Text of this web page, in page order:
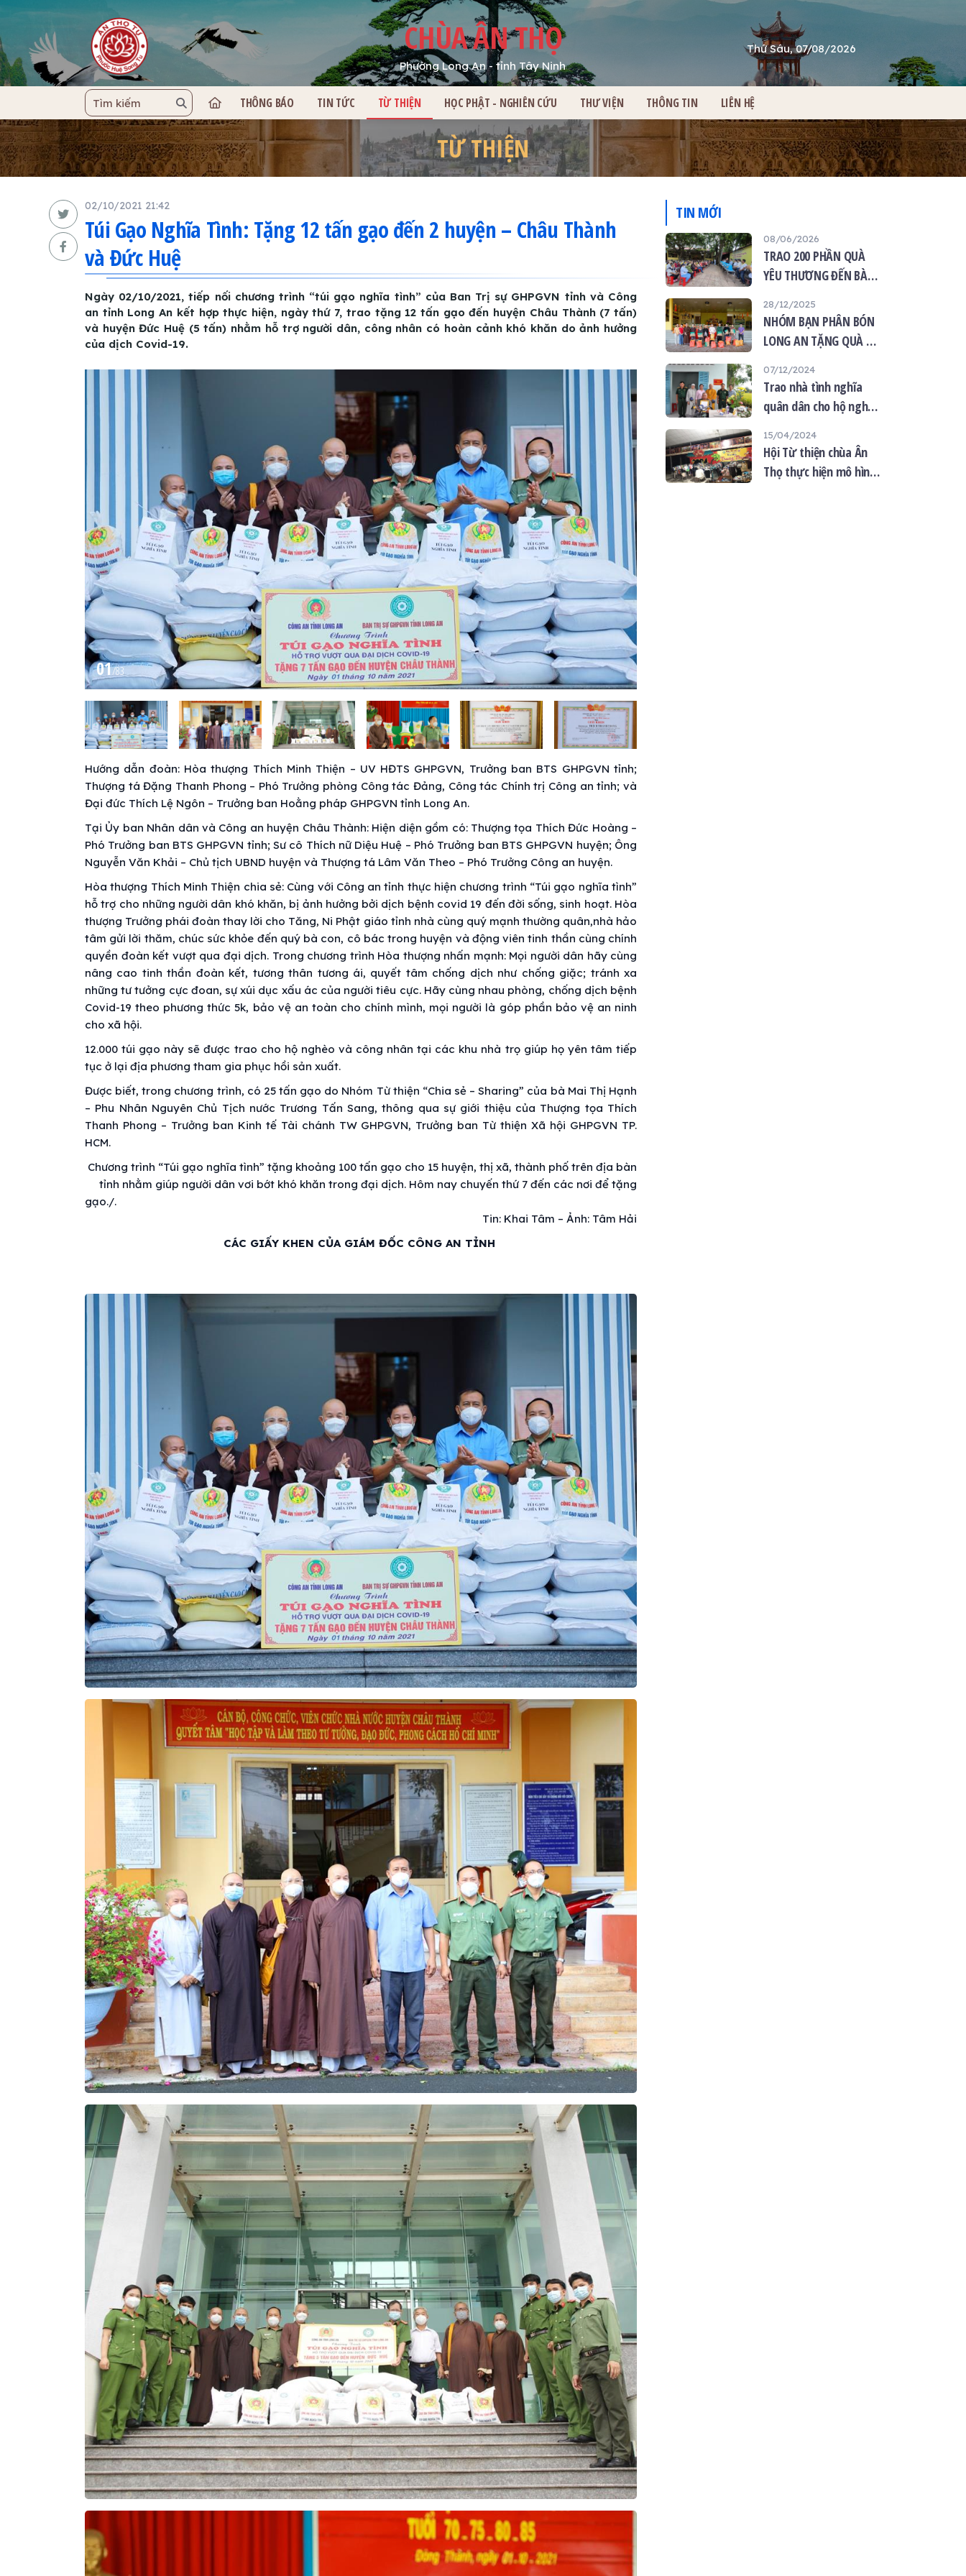
CHÙA ÂN THỌ
Phường Long An - tỉnh Tây Ninh
Thứ Sáu, 07/08/2026
TRANG CHỦ
THÔNG BÁO TIN TỨC TỪ THIỆN HỌC PHẬT - NGHIÊN CỨU THƯ VIỆN THÔNG TIN LIÊN HỆ
TỪ THIỆN
02/10/2021 21:42
Túi Gạo Nghĩa Tình: Tặng 12 tấn gạo đến 2 huyện – Châu Thành
và Đức Huệ
Ngày 02/10/2021, tiếp nối chương trình “túi gạo nghĩa tình” của Ban Trị sự GHPGVN tỉnh và Công
an tỉnh Long An kết hợp thực hiện, ngày thứ 7, trao tặng 12 tấn gạo đến huyện Châu Thành (7 tấn)
và huyện Đức Huệ (5 tấn) nhằm hỗ trợ người dân, công nhân có hoàn cảnh khó khăn do ảnh hưởng
của dịch Covid-19.
01/83
Hướng dẫn đoàn: Hòa thượng Thích Minh Thiện – UV HĐTS GHPGVN, Trưởng ban BTS GHPGVN tỉnh;
Thượng tá Đặng Thanh Phong – Phó Trưởng phòng Công tác Đảng, Công tác Chính trị Công an tỉnh; và
Đại đức Thích Lệ Ngôn – Trưởng ban Hoằng pháp GHPGVN tỉnh Long An.
Tại Ủy ban Nhân dân và Công an huyện Châu Thành: Hiện diện gồm có: Thượng tọa Thích Đức Hoàng –
Phó Trưởng ban BTS GHPGVN tỉnh; Sư cô Thích nữ Diệu Huệ – Phó Trưởng ban BTS GHPGVN huyện; Ông
Nguyễn Văn Khải – Chủ tịch UBND huyện và Thượng tá Lâm Văn Theo – Phó Trưởng Công an huyện.
Hòa thượng Thích Minh Thiện chia sẻ: Cùng với Công an tỉnh thực hiện chương trình “Túi gạo nghĩa tình”
hỗ trợ cho những người dân khó khăn, bị ảnh hưởng bởi dịch bệnh covid 19 đến đời sống, sinh hoạt. Hòa
thượng Trưởng phái đoàn thay lời cho Tăng, Ni Phật giáo tỉnh nhà cùng quý mạnh thường quân,nhà hảo
tâm gửi lời thăm, chúc sức khỏe đến quý bà con, cô bác trong huyện và động viên tinh thần cùng chính
quyền đoàn kết vượt qua đại dịch. Trong chương trình Hòa thượng nhấn mạnh: Mọi người dân hãy cùng
nâng cao tinh thần đoàn kết, tương thân tương ái, quyết tâm chống dịch như chống giặc; tránh xa
những tư tưởng cực đoan, sự xúi dục xấu ác của người tiêu cực. Hãy cùng nhau phòng, chống dịch bệnh
Covid-19 theo phương thức 5k, bảo vệ an toàn cho chính mình, mọi người là góp phần bảo vệ an ninh
cho xã hội.
12.000 túi gạo này sẽ được trao cho hộ nghèo và công nhân tại các khu nhà trọ giúp họ yên tâm tiếp
tục ở lại địa phương tham gia phục hồi sản xuất.
Được biết, trong chương trình, có 25 tấn gạo do Nhóm Từ thiện “Chia sẻ – Sharing” của bà Mai Thị Hạnh
– Phu Nhân Nguyên Chủ Tịch nước Trương Tấn Sang, thông qua sự giới thiệu của Thượng tọa Thích
Thanh Phong – Trưởng ban Kinh tế Tài chánh TW GHPGVN, Trưởng ban Từ thiện Xã hội GHPGVN TP.
HCM.
Chương trình “Túi gạo nghĩa tình” tặng khoảng 100 tấn gạo cho 15 huyện, thị xã, thành phố trên địa bàn
tỉnh nhằm giúp người dân vơi bớt khó khăn trong đại dịch. Hôm nay chuyến thứ 7 đến các nơi để tặng
gạo./.
Tin: Khai Tâm – Ảnh: Tâm Hải
CÁC GIẤY KHEN CỦA GIÁM ĐỐC CÔNG AN TỈNH
TIN MỚI
08/06/2026
TRAO 200 PHẦN QUÀ
YÊU THƯƠNG ĐẾN BÀ
28/12/2025
NHÓM BẠN PHÂN BÓN
LONG AN TẶNG QUÀ TỪ
THỌ
07/12/2024
Trao nhà tình nghĩa
quân dân cho hộ nghèo
huyên Tân Trụ tỉnh
Long An
15/04/2024
Hội Từ thiện chùa Ân
Thọ thực hiện mô hình